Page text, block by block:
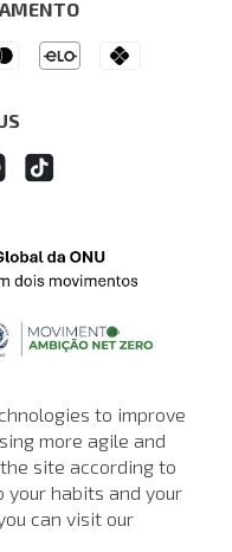
to improve
more agile and
site according to
your habits and your
can visit our
reservados. A Loja de
ou alterar informações